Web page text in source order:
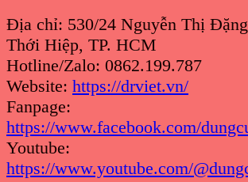
Địa chỉ: 530/24 Nguyễn Thị
Thới Hiệp, TP. HCM
Hotline/Zalo: 0862.199.787
Website: https://drviet.vn/
Fanpage:
https://www.facebook.com/
Youtube:
https://www.youtube.com/